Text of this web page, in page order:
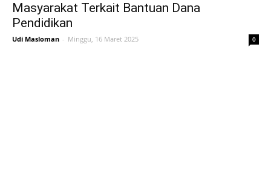
Masyarakat Terkait Bantuan Dana
Pendidikan
Udi Masloman - Minggu, 16 Maret 2025 0